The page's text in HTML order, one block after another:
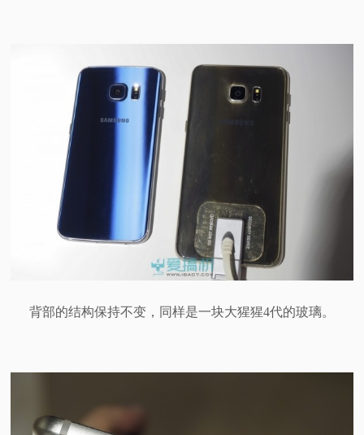
背部的结构保持不变，同样是一块大猩猩4代的玻璃。